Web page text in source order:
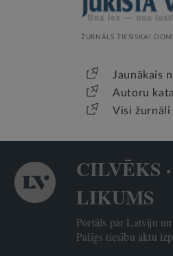
ŽURNĀLS TIESISKAI
Jaunākais
Autoru
Visi žurnāli
CILVĒKS
LIKUMS
Portāls par Latviju
Palīgs tiesību aktu